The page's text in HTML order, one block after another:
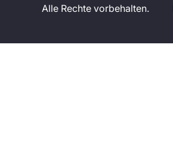
Alle Rechte vorbehalten.